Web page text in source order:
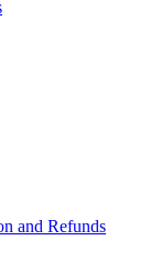
and Refunds